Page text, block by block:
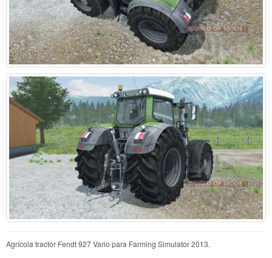
Agrícola tractor Fendt 927 Vario para Farming Simulator 2013.